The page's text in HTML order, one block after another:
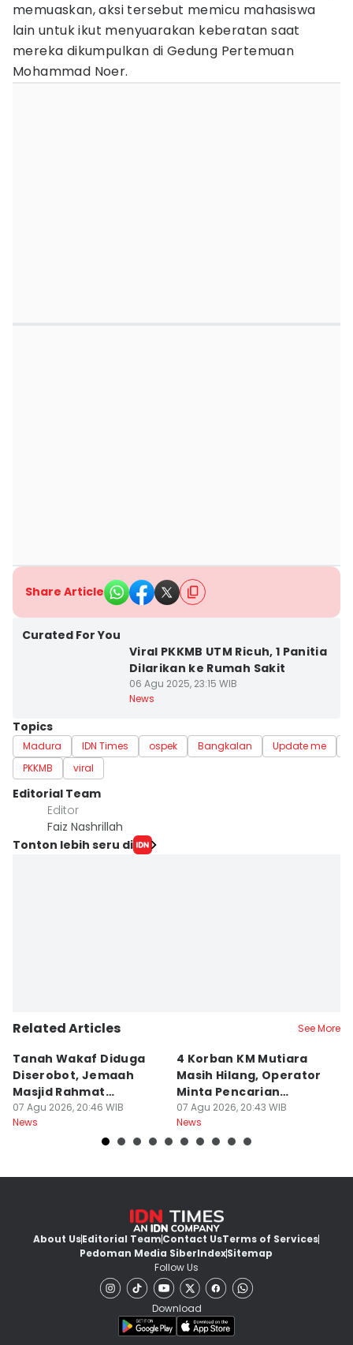
memuaskan, aksi tersebut memicu mahasiswa
lain untuk ikut menyuarakan keberatan saat
mereka dikumpulkan di Gedung Pertemuan
Mohammad Noer.
Share Article
Curated For You
Viral PKKMB UTM Ricuh, 1 Panitia
Dilarikan ke Rumah Sakit
06 Agu 2025, 23:15 WIB
News
Topics
Madura IDN Times ospek Bangkalan Update me
PKKMB
viral
Editorial Team
Editor
Faiz Nashrillah
Tonton lebih seru di
Related Articles See More
Tanah Wakaf Diduga
Diserobot, Jemaah
Masjid Rahmat
Surabaya Protes
07 Agu 2026, 20:46 WIB
News
4 Korban KM Mutiara
Masih Hilang, Operator
Minta Pencarian
Dilanjut
07 Agu 2026, 20:43 WIB
News
About UsEditorial TeamContact UsTerms of Services
Pedoman Media SiberIndexSitemap
Follow Us
Download